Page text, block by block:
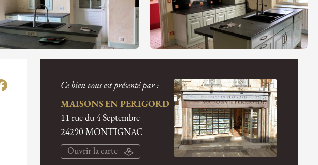
Ce bien vous est présenté par :
MAISONS EN PERIGORD
11 rue du 4 Septembre
24290 MONTIGNAC
Ouvrir la carte